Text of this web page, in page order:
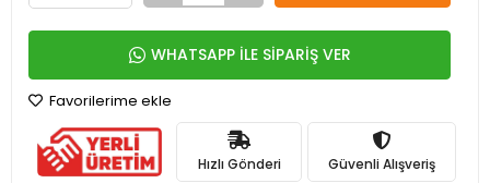
WHATSAPP İLE SİPARİŞ VER
Favorilerime ekle
Hızlı Gönderi Güvenli Alışveriş